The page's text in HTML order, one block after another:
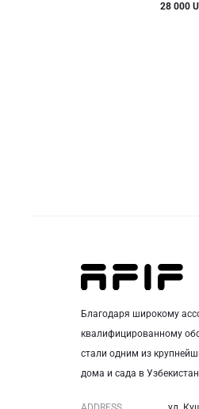
28 000
Благодаря широкому
квалифицированному
стали одним из
дома и сада в